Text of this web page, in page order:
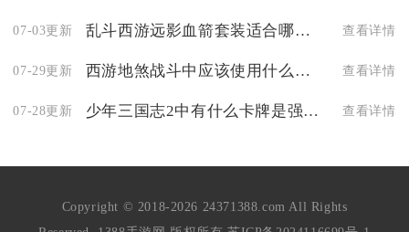
07-03更新 乱斗西游远影血箭套装适合哪个职业 查看详情
07-29更新 西游地煞战斗中应该使用什么技能 查看详情
07-28更新 少年三国志2中有什么卡牌是强悍的 查看详情
Copyright © 2018-2026 24371388.com All Rights